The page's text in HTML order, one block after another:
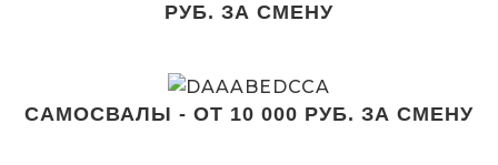
РУБ. ЗА СМЕНУ
САМОСВАЛЫ - ОТ 10 000 РУБ. ЗА СМЕНУ